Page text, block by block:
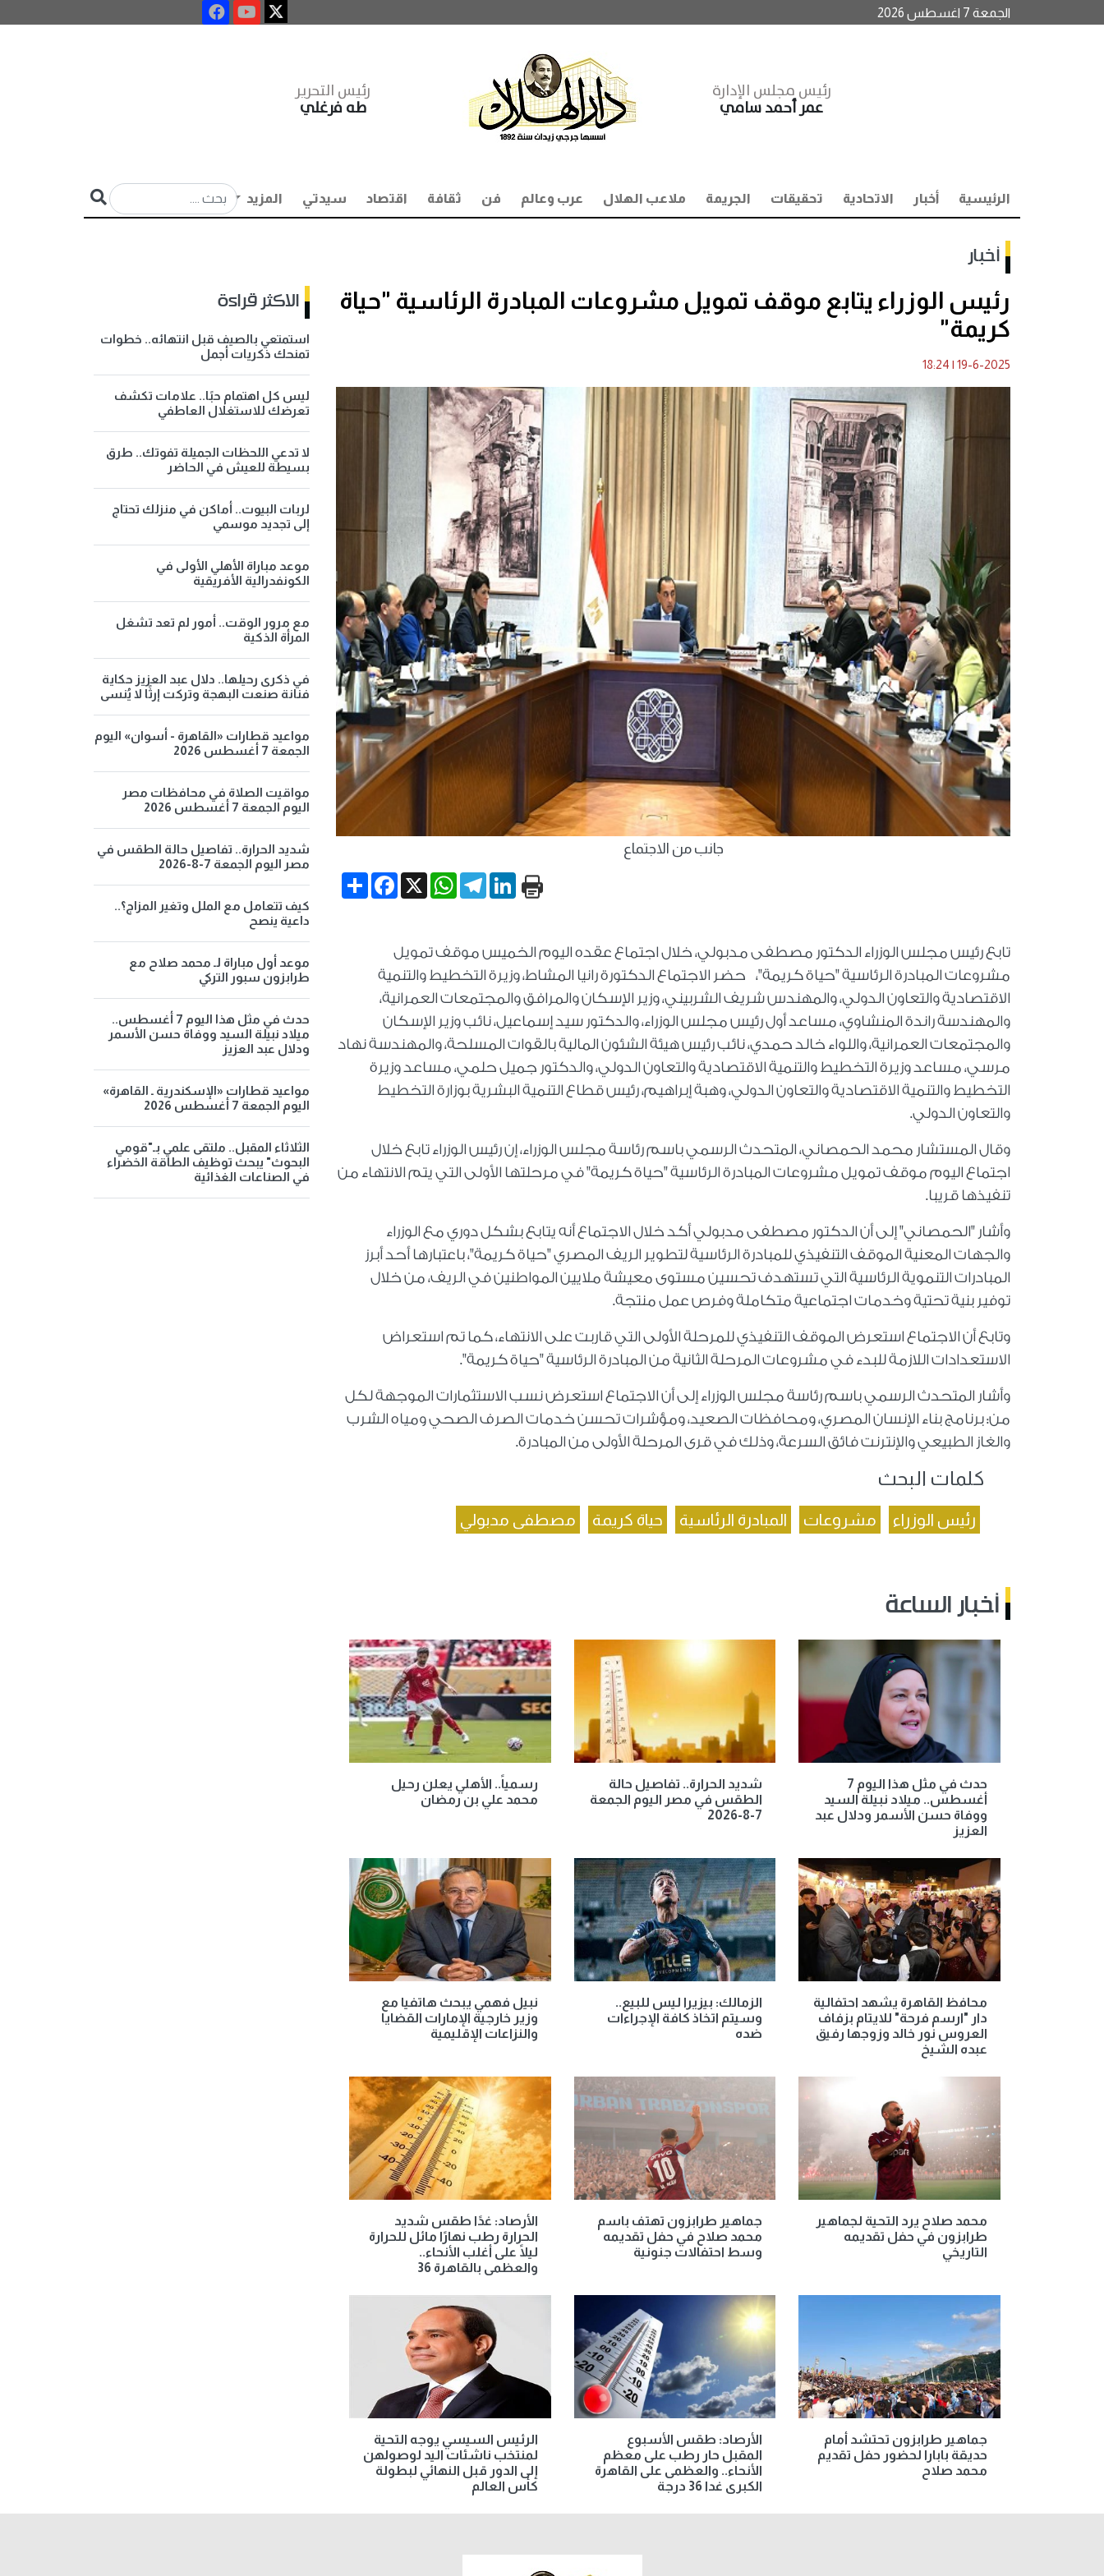
الجمعة 7 اغسطس 2026
رئيس مجلس الإدارة
عمر أحمد سامي
رئيس التحرير
طه فرغلي
الرئيسية أخبار الاتحادية تحقيقات الجريمة ملاعب الهلال عرب وعالم فن ثقافة اقتصاد سيدتي المزيد
أخبار
رئيس الوزراء يتابع موقف تمويل مشروعات المبادرة الرئاسية "حياة
كريمة"
19-6-2025
|
18:24
جانب من الاجتماع
Share
Facebook X
WhatsApp
TelegramLinkedIn
تابع رئيس مجلس الوزراء الدكتور مصطفى مدبولي، خلال اجتماع عقده اليوم الخميس موقف تمويل
مشروعات المبادرة الرئاسية "حياة كريمة"، حضر الاجتماع الدكتورة رانيا المشاط، وزيرة التخطيط والتنمية
الاقتصادية والتعاون الدولي، والمهندس شريف الشربيني، وزير الإسكان والمرافق والمجتمعات العمرانية،
والمهندسة راندة المنشاوي، مساعد أول رئيس مجلس الوزراء، والدكتور سيد إسماعيل، نائب وزير الإسكان
والمجتمعات العمرانية، واللواء خالد حمدي، نائب رئيس هيئة الشئون المالية بالقوات المسلحة، والمهندسة نهاد
مرسي، مساعد وزيرة التخطيط والتنمية الاقتصادية والتعاون الدولي، والدكتور جميل حلمي، مساعد وزيرة
التخطيط والتنمية الاقتصادية والتعاون الدولي، وهبة إبراهيم، رئيس قطاع التنمية البشرية بوزارة التخطيط
والتعاون الدولي.
وقال المستشار محمد الحمصاني، المتحدث الرسمي باسم رئاسة مجلس الوزراء، إن رئيس الوزراء تابع خلال
اجتماع اليوم موقف تمويل مشروعات المبادرة الرئاسية "حياة كريمة" في مرحلتها الأولى التي يتم الانتهاء من
تنفيذها قريبا.
وأشار "الحمصاني" إلى أن الدكتور مصطفى مدبولي أكد خلال الاجتماع أنه يتابع بشكل دوري مع الوزراء
والجهات المعنية الموقف التنفيذي للمبادرة الرئاسية لتطوير الريف المصري "حياة كريمة"، باعتبارها أحد أبرز
المبادرات التنموية الرئاسية التي تستهدف تحسين مستوى معيشة ملايين المواطنين في الريف، من خلال
توفير بنية تحتية وخدمات اجتماعية متكاملة وفرص عمل منتجة.
وتابع أن الاجتماع استعرض الموقف التنفيذي للمرحلة الأولى التي قاربت على الانتهاء، كما تم استعراض
الاستعدادات اللازمة للبدء في مشروعات المرحلة الثانية من المبادرة الرئاسية "حياة كريمة".
وأشار المتحدث الرسمي باسم رئاسة مجلس الوزراء إلى أن الاجتماع استعرض نسب الاستثمارات الموجهة لكل
من: برنامج بناء الإنسان المصري، ومحافظات الصعيد، ومؤشرات تحسن خدمات الصرف الصحي ومياه الشرب
والغاز الطبيعي والإنترنت فائق السرعة، وذلك في قرى المرحلة الأولى من المبادرة.
كلمات البحث
رئيس الوزراء مشروعات المبادرة الرئاسية حياة كريمة مصطفى مدبولي
أخبار الساعة
حدث في مثل هذا اليوم 7
أغسطس.. ميلاد نبيلة السيد
ووفاة حسن الأسمر ودلال عبد
العزيز
شديد الحرارة.. تفاصيل حالة
الطقس في مصر اليوم الجمعة
7-8-2026
رسمياً.. الأهلي يعلن رحيل
محمد علي بن رمضان
محافظ القاهرة يشهد احتفالية
دار "ارسم فرحة" للايتام بزفاف
العروس نور خالد وزوجها رفيق
عبده الشيخ
الزمالك: بيزيرا ليس للبيع..
وسيتم اتخاذ كافة الإجراءات
ضده
نبيل فهمي يبحث هاتفيا مع
وزير خارجية الإمارات القضايا
والنزاعات الإقليمية
محمد صلاح يرد التحية لجماهير
طرابزون في حفل تقديمه
التاريخي
جماهير طرابزون تهتف باسم
محمد صلاح في حفل تقديمه
وسط احتفالات جنونية
الأرصاد: غدًا طقس شديد
الحرارة رطب نهارًا مائل للحرارة
ليلًا على أغلب الأنحاء..
والعظمى بالقاهرة 36
جماهير طرابزون تحتشد أمام
حديقة بابارا لحضور حفل تقديم
محمد صلاح
الأرصاد: طقس الأسبوع
المقبل حار رطب على معظم
الأنحاء.. والعظمى على القاهرة
الكبرى غدا 36 درجة
الرئيس السيسي يوجه التحية
لمنتخب ناشئات اليد لوصولهن
إلى الدور قبل النهائي لبطولة
كأس العالم
الاكثر قراءة
استمتعي بالصيف قبل انتهائه.. خطوات
تمنحك ذكريات أجمل
ليس كل اهتمام حبًا.. علامات تكشف
تعرضك للاستغلال العاطفي
لا تدعي اللحظات الجميلة تفوتك.. طرق
بسيطة للعيش في الحاضر
لربات البيوت.. أماكن في منزلك تحتاج
إلى تجديد موسمي
موعد مباراة الأهلي الأولى في
الكونفدرالية الأفريقية
مع مرور الوقت.. أمور لم تعد تشغل
المرأة الذكية
في ذكرى رحيلها.. دلال عبد العزيز حكاية
فنانة صنعت البهجة وتركت إرثًا لا يُنسى
مواعيد قطارات «القاهرة - أسوان» اليوم
الجمعة 7 أغسطس 2026
مواقيت الصلاة في محافظات مصر
اليوم الجمعة 7 أغسطس 2026
شديد الحرارة.. تفاصيل حالة الطقس في
مصر اليوم الجمعة 7-8-2026
كيف تتعامل مع الملل وتغير المزاج؟..
داعية ينصح
موعد أول مباراة لـ محمد صلاح مع
طرابزون سبور التركي
حدث في مثل هذا اليوم 7 أغسطس..
ميلاد نبيلة السيد ووفاة حسن الأسمر
ودلال عبد العزيز
مواعيد قطارات «الإسكندرية ـ القاهرة»
اليوم الجمعة 7 أغسطس 2026
الثلاثاء المقبل.. ملتقى علمي بـ"قومي
البحوث" يبحث توظيف الطاقة الخضراء
في الصناعات الغذائية